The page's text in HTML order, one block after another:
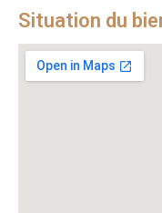
Situation du